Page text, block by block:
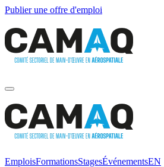
Publier une offre d'emploi
EmploisFormationsStagesÉvénementsEN